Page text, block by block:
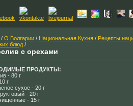
/ О Болгарии / Национальная Кухня / Рецепты
блюд /
с орехами
ПРОДУКТЫ:
- 80 г
г
сухое - 20 г
- 20 г
- 15 г